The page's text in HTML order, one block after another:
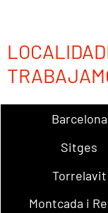
Barcelona
Sitges
Torrelavit
Montcada i